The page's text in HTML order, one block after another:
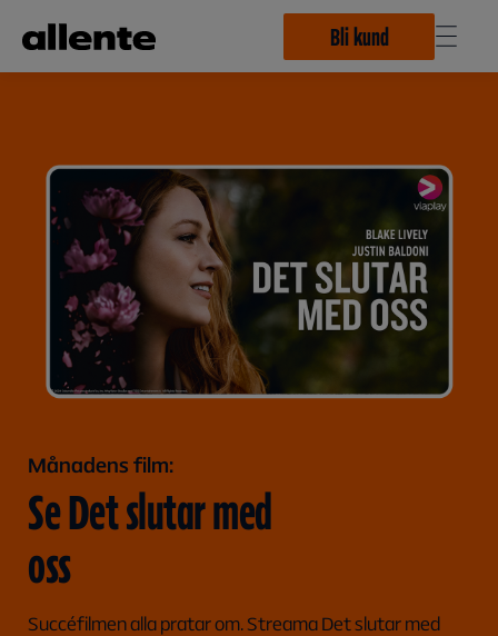
Bli kund
Månadens film:
Se Det slutar med
oss
Succéfilmen alla pratar om. Streama Det slutar med